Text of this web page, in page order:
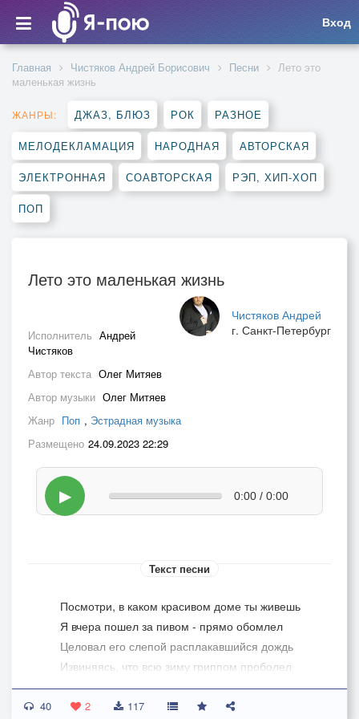
Вход
Главная Чистяков Андрей Борисович Песни
Лето это
маленькая жизнь
ЖАНРЫ: ДЖАЗ, БЛЮЗ РОК РАЗНОЕ
МЕЛОДЕКЛАМАЦИЯ НАРОДНАЯ АВТОРСКАЯ
ЭЛЕКТРОННАЯ СОАВТОРСКАЯ РЭП, ХИП-ХОП
ПОП
Лето это маленькая жизнь
Чистяков Андрей
г. Санкт-Петербург
Исполнитель Андрей
Чистяков
Автор текста Олег Митяев
Автор музыки Олег Митяев
Жанр Поп , Эстрадная музыка
Размещено 24.09.2023 22:29
▶ 0:00 / 0:00
Текст песни
Посмотри, в каком красивом доме ты живешь
Я вчера пошел за пивом - прямо обомлел
Целовал его слепой расплакавшийся дождь
Извиняясь, что всю зиму гриппом проболел
Я стоял да любовался до скончанья дня
40 2 117